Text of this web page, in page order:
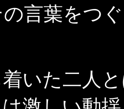
言葉をつ
いた二人